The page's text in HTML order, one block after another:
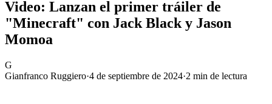
Video: Lanzan el primer tráiler de
"Minecraft" con Jack Black y Jason
Momoa
G
Gianfranco Ruggiero·4 de septiembre de 2024·2 min de lectura